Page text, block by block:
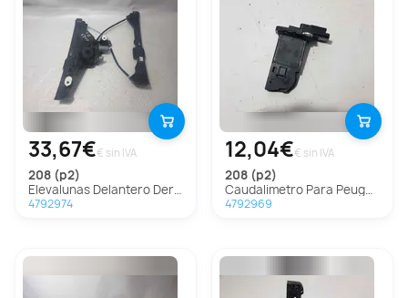
33,67€€ sin IVA
208 (p2)
Elevalunas Delantero Derecho Para Peugeot 208
4792974
12,04€€ sin IVA
208 (p2)
Caudalimetro Para Peugeot 208
4792969